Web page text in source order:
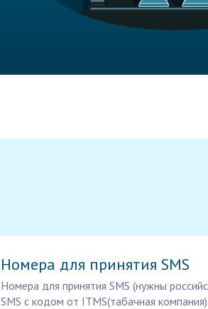
Номера для принятия SMS
Номера для принятия SMS (нужны
SMS с кодом от ITMS(табачная